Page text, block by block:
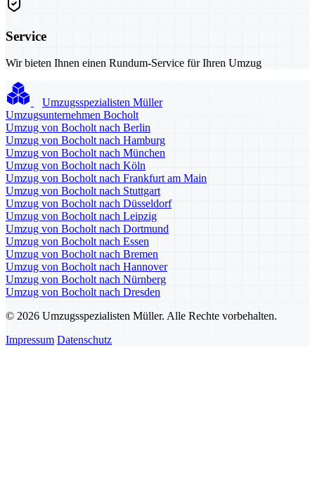
Service
Wir bieten Ihnen einen Rundum-Service für Ihren Umzug
Umzugsspezialisten Müller
Umzugsunternehmen Bocholt
Umzug von Bocholt nach Berlin
Umzug von Bocholt nach Hamburg
Umzug von Bocholt nach München
Umzug von Bocholt nach Köln
Umzug von Bocholt nach Frankfurt am Main
Umzug von Bocholt nach Stuttgart
Umzug von Bocholt nach Düsseldorf
Umzug von Bocholt nach Leipzig
Umzug von Bocholt nach Dortmund
Umzug von Bocholt nach Essen
Umzug von Bocholt nach Bremen
Umzug von Bocholt nach Hannover
Umzug von Bocholt nach Nürnberg
Umzug von Bocholt nach Dresden
© 2026 Umzugsspezialisten Müller. Alle Rechte vorbehalten.
Impressum Datenschutz